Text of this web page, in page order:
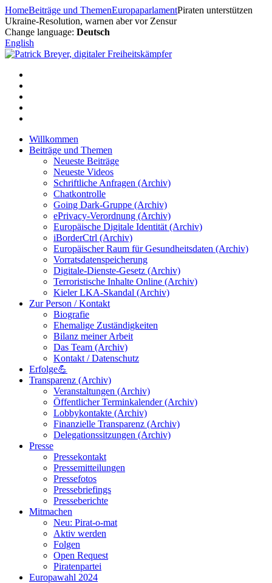
Zum
Inhalt
springen
HomeBeiträge und ThemenEuropaparlamentPiraten unterstützen
Ukraine-Resolution, warnen aber vor Zensur
Change language: Deutsch
English
Willkommen
Beiträge und Themen
Neueste Beiträge
Neueste Videos
Schriftliche Anfragen (Archiv)
Chatkontrolle
Going Dark-Gruppe (Archiv)
ePrivacy-Verordnung (Archiv)
Europäische Digitale Identität (Archiv)
iBorderCtrl (Archiv)
Europäischer Raum für Gesundheitsdaten (Archiv)
Vorratsdatenspeicherung
Digitale-Dienste-Gesetz (Archiv)
Terroristische Inhalte Online (Archiv)
Kieler LKA-Skandal (Archiv)
Zur Person / Kontakt
Biografie
Ehemalige Zuständigkeiten
Bilanz meiner Arbeit
Das Team (Archiv)
Kontakt / Datenschutz
Erfolge💪
Transparenz (Archiv)
Veranstaltungen (Archiv)
Öffentlicher Terminkalender (Archiv)
Lobbykontakte (Archiv)
Finanzielle Transparenz (Archiv)
Delegationssitzungen (Archiv)
Presse
Pressekontakt
Pressemitteilungen
Pressefotos
Pressebriefings
Presseberichte
Mitmachen
Neu: Pirat-o-mat
Aktiv werden
Folgen
Open Request
Piratenpartei
Europawahl 2024